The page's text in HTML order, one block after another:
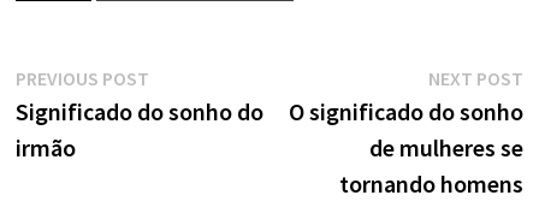
Navegação
de
PREVIOUS POSTPrevious
post:
Significado do sonho do
irmão
NEXT POST
O significado do sonho
de mulheres se
tornando homens